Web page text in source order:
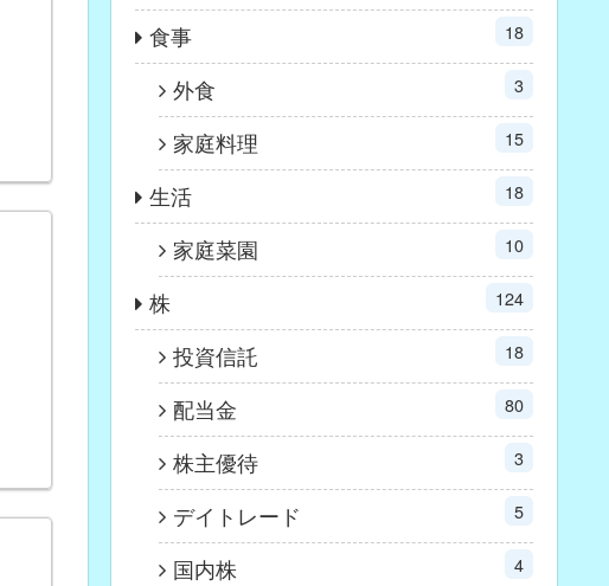
食事 18
外食 3
家庭料理 15
生活 18
家庭菜園 10
株 124
投資信託 18
配当金 80
株主優待 3
デイトレード 5
国内株 4